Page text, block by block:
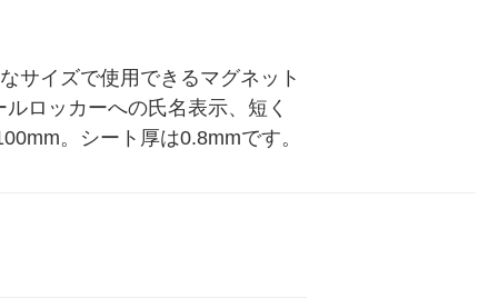
サイズで使用できるマグネット
ロッカーへの氏名表示、短く
。シート厚は0.8mmです。